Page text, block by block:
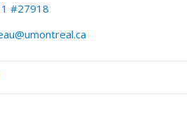
#27918